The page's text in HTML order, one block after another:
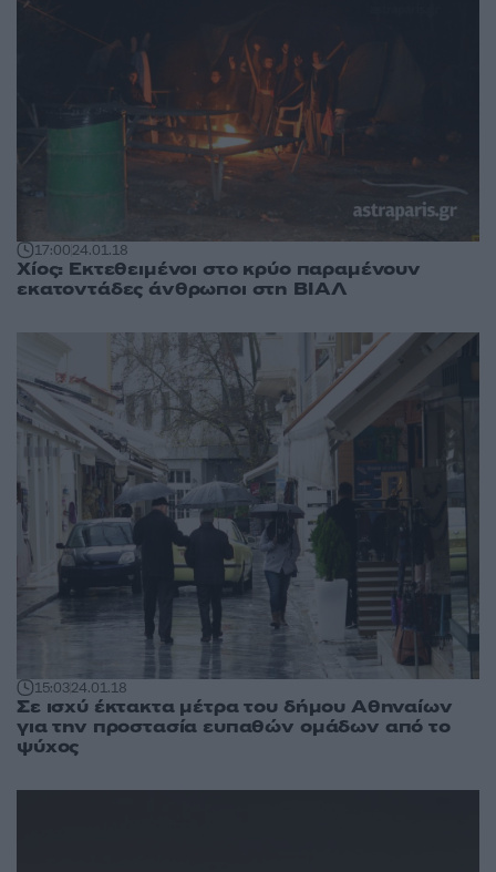
17:0024.01.18
Χίος: Εκτεθειμένοι στο κρύο παραμένουν
εκατοντάδες άνθρωποι στη ΒΙΑΛ
15:0324.01.18
Σε ισχύ έκτακτα μέτρα του δήμου Αθηναίων
για την προστασία ευπαθών ομάδων από το
ψύχος